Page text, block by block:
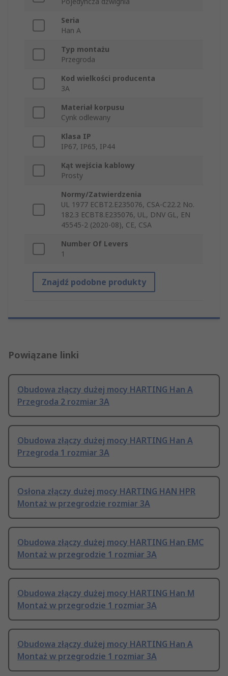
Seria
Han A
Typ montażu
Przegroda
Kod wielkości producenta
3A
Materiał korpusu
Cynk odlewany
Klasa IP
IP67, IP65, IP44
Kąt wejścia kablowy
Prosty
Normy/Zatwierdzenia
UL 1977 ECBT2.E235076, CSA-C22.2 No.
182.3 ECBT8.E235076, UL, DNV GL, EN
45545-2 (2020-08), CE, CSA
Number Of Levers
1
Znajdź podobne produkty
Powiązane linki
Obudowa złączy dużej mocy HARTING Han A
Przegroda 2 rozmiar 3A
Obudowa złączy dużej mocy HARTING Han A
Przegroda 1 rozmiar 3A
Osłona złączy dużej mocy HARTING HAN HPR
Montaż w przegrodzie rozmiar 3A
Obudowa złączy dużej mocy HARTING Han EMC
Montaż w przegrodzie 1 rozmiar 3A
Obudowa złączy dużej mocy HARTING Han M
Montaż w przegrodzie 1 rozmiar 3A
Obudowa złączy dużej mocy HARTING Han A
Montaż w przegrodzie 1 rozmiar 3A